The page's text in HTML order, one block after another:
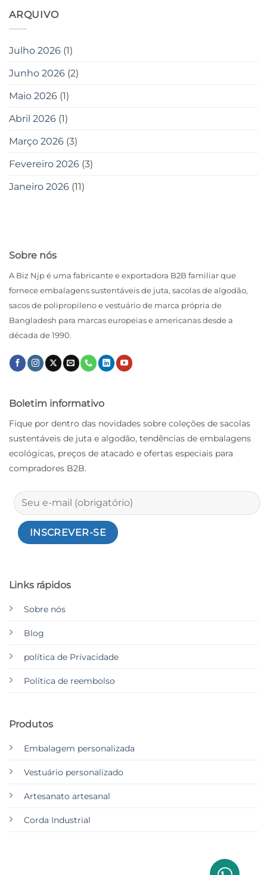
ARQUIVO
Julho 2026 (1)
Junho 2026 (2)
Maio 2026 (1)
Abril 2026 (1)
Março 2026 (3)
Fevereiro 2026 (3)
Janeiro 2026 (11)
Sobre nós
A Biz Njp é uma fabricante e exportadora B2B familiar que
fornece embalagens sustentáveis ​​de juta, sacolas de algodão,
sacos de polipropileno e vestuário de marca própria de
Bangladesh para marcas europeias e americanas desde a
década de 1990.
Links rápidos
Sobre nós
Blog
política de Privacidade
Política de reembolso
Produtos
Embalagem personalizada
Vestuário personalizado
Artesanato artesanal
Corda Industrial
Boletim informativo
Fique por dentro das novidades sobre coleções de sacolas
sustentáveis ​​de juta e algodão, tendências de embalagens
ecológicas, preços de atacado e ofertas especiais para
compradores B2B.